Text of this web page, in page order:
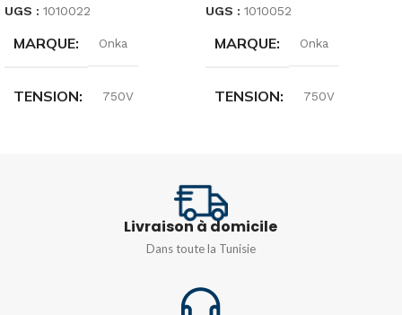
UGS : 1010022
MARQUE Onka
TENSION 750V
UGS : 1010052
MARQUE Onka
TENSION 750V
Livraison à domicile
Dans toute la Tunisie